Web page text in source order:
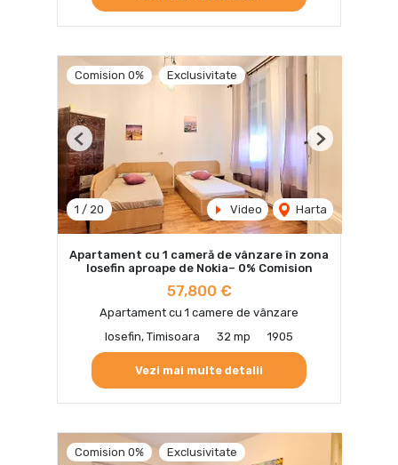
Comision 0% Exclusivitate
1 / 20 Video Harta
Previous Next
Apartament cu 1 cameră de vânzare în zona
Iosefin aproape de Nokia– 0% Comision
57,800 €
Apartament cu 1 camere de vânzare
Iosefin, Timisoara
32 mp 1905
Vezi mai multe detalii
Comision 0% Exclusivitate